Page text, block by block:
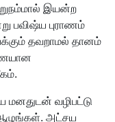
இயன்ற
பவிஷ்ய புராணம்
தவறாமல் தானம்
வழிபட்டு
அட்சய